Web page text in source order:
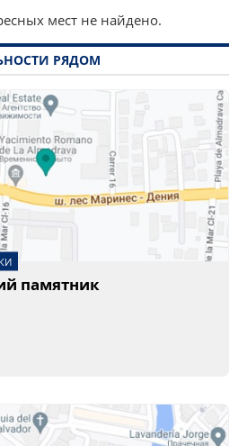
мест не найдено.
РЯДОМ
памятник